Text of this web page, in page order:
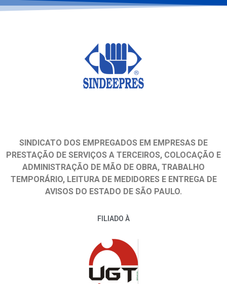
SINDICATO DOS EMPREGADOS EM EMPRESAS DE
PRESTAÇÃO DE SERVIÇOS A TERCEIROS, COLOCAÇÃO E
ADMINISTRAÇÃO DE MÃO DE OBRA, TRABALHO
TEMPORÁRIO, LEITURA DE MEDIDORES E ENTREGA DE
AVISOS DO ESTADO DE SÃO PAULO.
FILIADO À